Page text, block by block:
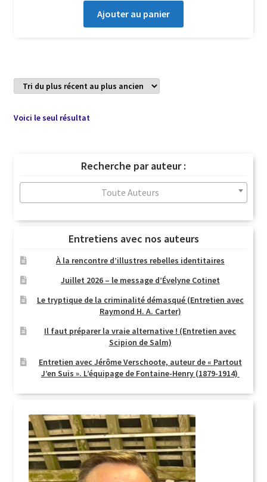
Ajouter au panier
Voici le seul résultat
Recherche par auteur :
Toute Auteurs
Entretiens avec nos auteurs
À la rencontre d’illustres rebelles identitaires
Juillet 2026 – le message d’Évelyne Cotinet
Le tryptique de la criminalité démasqué (Entretien avec
Raymond H. A. Carter)
Il faut préparer la vraie alternative ! (Entretien avec
Scipion de Salm)
Entretien avec Jérôme Verschoote, auteur de « Partout
J’en Suis ». L’équipage de Fontaine-Henry (1879-1914)